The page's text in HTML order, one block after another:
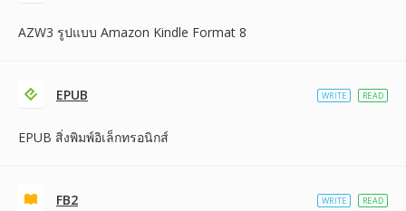
AZW3 รูปแบบ Amazon Kindle Format 8
EPUB
EPUB สิ่งพิมพ์อิเล็กทรอนิกส์
WRITE READ
FB2 WRITE READ